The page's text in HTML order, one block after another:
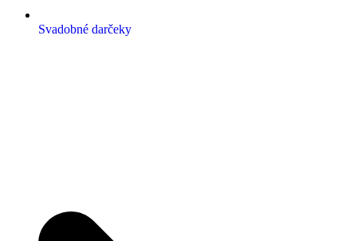
Svadobné darčeky